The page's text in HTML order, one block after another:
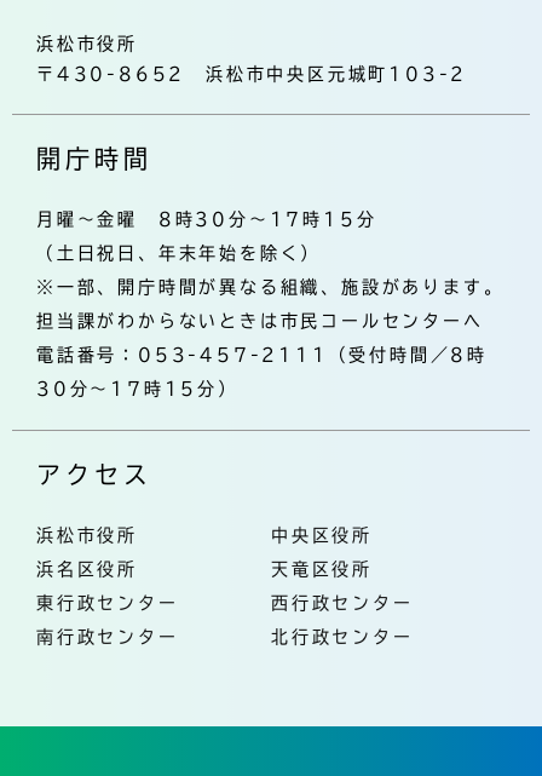
浜松市役所
〒430-8652 浜松市中央区元城町103-2
開庁時間
月曜～金曜 8時30分～17時15分
（土日祝日、年末年始を除く）
※一部、開庁時間が異なる組織、施設があります。
担当課がわからないときは市民コールセンターへ
電話番号：053-457-2111（受付時間／8時
30分～17時15分）
アクセス
浜松市役所
中央区役所
浜名区役所
天竜区役所
東行政センター
西行政センター
南行政センター
北行政センター